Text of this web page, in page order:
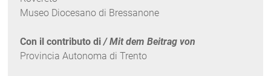
Museo Diocesano di Bressanone
Con il contributo di/ Mit dem Beitrag von
Provincia Autonoma di Trento